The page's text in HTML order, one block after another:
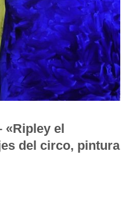
«Ripley el
del circo, pintura